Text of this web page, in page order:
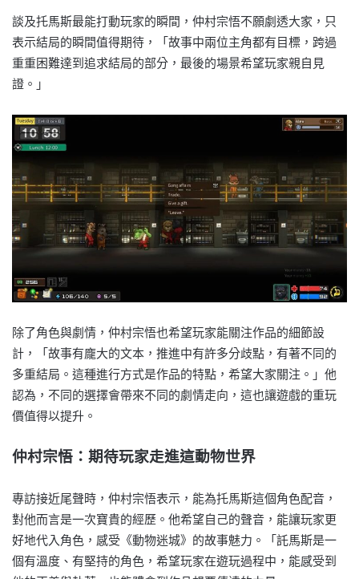
談及托馬斯最能打動玩家的瞬間，仲村宗悟不願劇透大家，只
表示結局的瞬間值得期待，「故事中兩位主角都有目標，跨過
重重困難達到追求結局的部分，最後的場景希望玩家親自見
證。」
除了角色與劇情，仲村宗悟也希望玩家能關注作品的細節設
計，「故事有龐大的文本，推進中有許多分歧點，有著不同的
多重結局。這種進行方式是作品的特點，希望大家關注。」他
認為，不同的選擇會帶來不同的劇情走向，這也讓遊戲的重玩
價值得以提升。
仲村宗悟：期待玩家走進這動物世界
專訪接近尾聲時，仲村宗悟表示，能為托馬斯這個角色配音，
對他而言是一次寶貴的經歷。他希望自己的聲音，能讓玩家更
好地代入角色，感受《動物迷城》的故事魅力。「託馬斯是一
個有溫度、有堅持的角色，希望玩家在遊玩過程中，能感受到